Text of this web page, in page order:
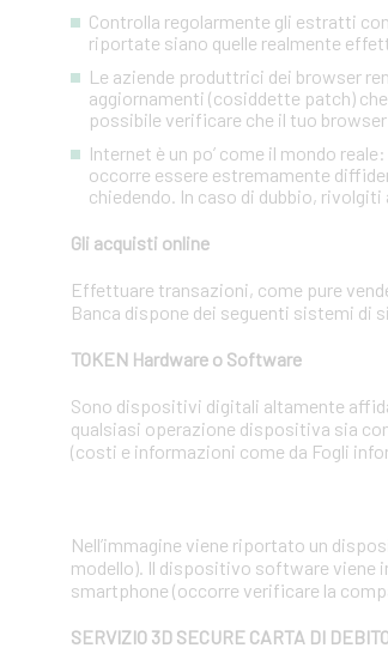
Controlla regolarmente gli estratti
riportate siano quelle realmente
Le aziende produttrici dei browser
aggiornamenti (cosiddette patch)
possibile verificare che il tuo
Internet è un po’ come il mondo
occorre essere estremamente
chiedendo. In caso di dubbio,
Gli acquisti online
Effettuare transazioni, come pure
Banca dispone dei seguenti sistemi di
TOKEN Hardware o Software
Sono dispositivi digitali altamente
qualsiasi operazione dispositiva sia
(costi e informazioni come da Fogli
Nell’immagine viene riportato un
modello). Il dispositivo software viene
smartphone (occorre verificare la
SERVIZIO 3D SECURE CARTA DI